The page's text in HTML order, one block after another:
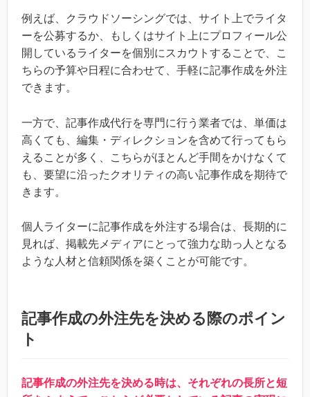
例えば、クラウドソーシングでは、サイト上でライタ
ーを公募するか、もしくはサイト上にプロフィール公
開しているライターを個別にスカウトすることで、こ
ちらの予算や日程に合わせて、手軽に記事作成を外注
できます。
一方で、記事作成代行を専門に行う業者では、単価は
高くても、編集・ディレクションを含めて行ってもら
えることが多く、こちらがほとんど手間をかけなくて
も、要望に沿ったクオリティの高い記事作成を期待で
きます。
個人ライターに記事作成を外注する場合は、長期的に
見れば、掲載先メディアにとって強力な助っ人となる
ような人材と信頼関係を築くことが可能です。
記事作成の外注先を決める際のポイン
ト
記事作成の外注先を決める時は、それぞれの長所と短